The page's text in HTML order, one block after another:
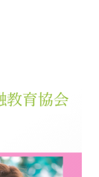
企業向
】